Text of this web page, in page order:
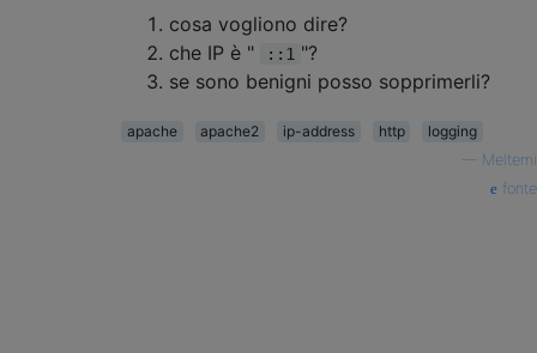
cosa vogliono dire?
che IP è "
::1 "?
se sono benigni posso sopprimerli?
apache apache2 ip-address http
logging
Meltemi
fonte